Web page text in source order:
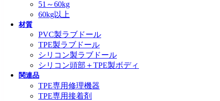
51～60kg
60kg以上
材質
PVC製ラブドール
TPE製ラブドール
シリコン製ラブドール
シリコン頭部＋TPE製ボディ
関連品
TPE専用修理機器
TPE専用接着剤